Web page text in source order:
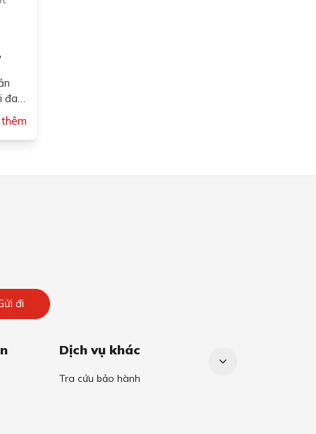
đa
đi
Dịch vụ khác
Tra cứu bảo hành